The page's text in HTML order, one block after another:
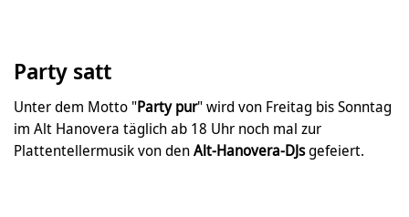
Party satt
Unter dem Motto "Party pur" wird von Freitag bis Sonntag
im Alt Hanovera täglich ab 18 Uhr noch mal zur
Plattentellermusik von denAlt-Hanovera-DJsgefeiert.